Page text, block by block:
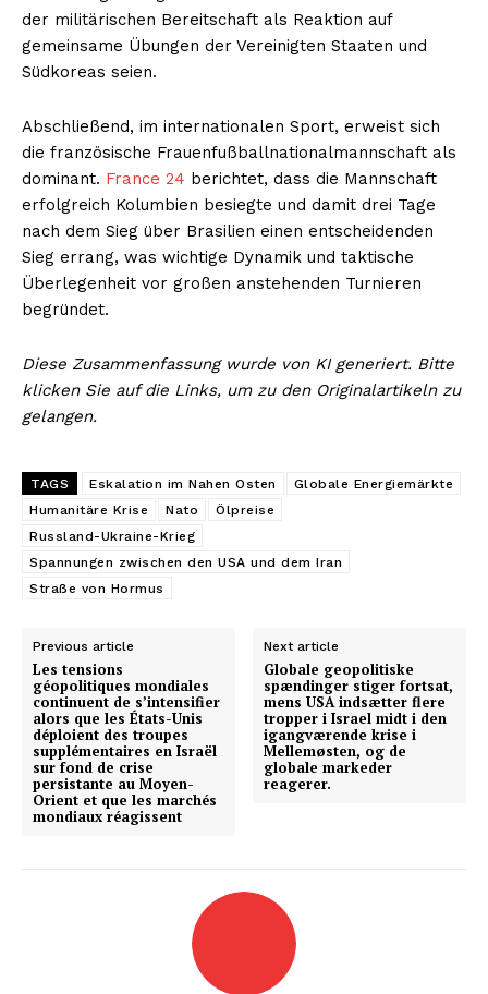
der militärischen Bereitschaft als Reaktion auf
gemeinsame Übungen der Vereinigten Staaten und
Südkoreas seien.
Abschließend, im internationalen Sport, erweist sich
die französische Frauenfußballnationalmannschaft als
dominant. France 24 berichtet, dass die Mannschaft
erfolgreich Kolumbien besiegte und damit drei Tage
nach dem Sieg über Brasilien einen entscheidenden
Sieg errang, was wichtige Dynamik und taktische
Überlegenheit vor großen anstehenden Turnieren
begründet.
Diese Zusammenfassung wurde von KI generiert. Bitte
klicken Sie auf die Links, um zu den Originalartikeln zu
gelangen.
TAGS Eskalation im Nahen Osten
Globale Energiemärkte
Humanitäre Krise
Nato
Ölpreise
Russland-Ukraine-Krieg
Spannungen zwischen den USA und dem Iran
Straße von Hormus
Previous article
Les tensions
géopolitiques mondiales
continuent de s’intensifier
alors que les États-Unis
déploient des troupes
supplémentaires en Israël
sur fond de crise
persistante au Moyen-
Orient et que les marchés
mondiaux réagissent
Next article
Globale geopolitiske
spændinger stiger fortsat,
mens USA indsætter flere
tropper i Israel midt i den
igangværende krise i
Mellemøsten, og de
globale markeder
reagerer.